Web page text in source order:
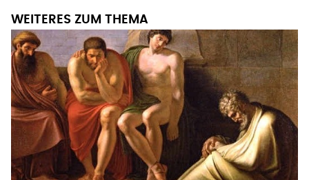
WEITERES ZUM THEMA